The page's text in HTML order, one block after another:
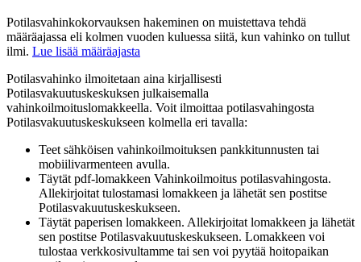
Potilasvahinkokorvauksen hakeminen on muistettava tehdä
määräajassa eli kolmen vuoden kuluessa siitä, kun vahinko on tullut
ilmi. Lue lisää määräajasta
Potilasvahinko ilmoitetaan aina kirjallisesti
Potilasvakuutuskeskuksen julkaisemalla
vahinkoilmoituslomakkeella. Voit ilmoittaa potilasvahingosta
Potilasvakuutuskeskukseen kolmella eri tavalla:
Teet sähköisen vahinkoilmoituksen pankkitunnusten tai
mobiilivarmenteen avulla.
Täytät pdf-lomakkeen Vahinkoilmoitus potilasvahingosta.
Allekirjoitat tulostamasi lomakkeen ja lähetät sen postitse
Potilasvakuutuskeskukseen.
Täytät paperisen lomakkeen. Allekirjoitat lomakkeen ja lähetät
sen postitse Potilasvakuutuskeskukseen. Lomakkeen voi
tulostaa verkkosivultamme tai sen voi pyytää hoitopaikan